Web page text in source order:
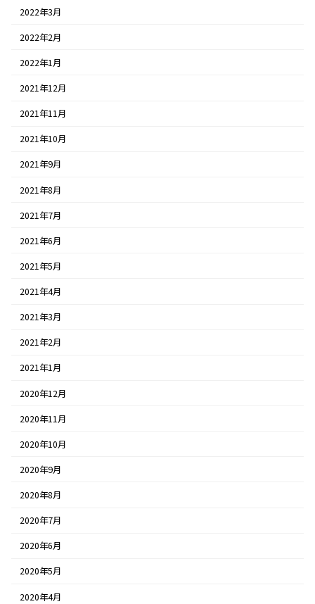
2022年3月
2022年2月
2022年1月
2021年12月
2021年11月
2021年10月
2021年9月
2021年8月
2021年7月
2021年6月
2021年5月
2021年4月
2021年3月
2021年2月
2021年1月
2020年12月
2020年11月
2020年10月
2020年9月
2020年8月
2020年7月
2020年6月
2020年5月
2020年4月